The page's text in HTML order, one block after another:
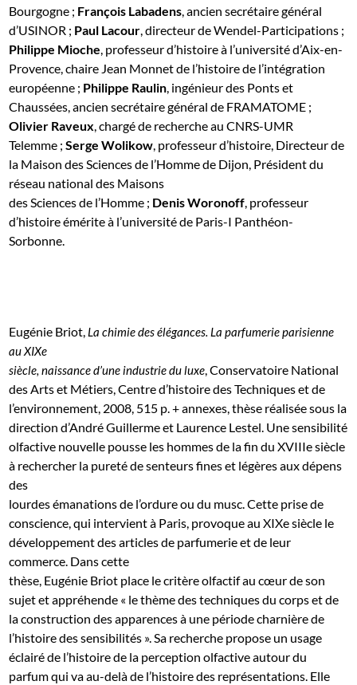
Bourgogne ; François Labadens, ancien secrétaire général
d’USINOR ; Paul Lacour, directeur de Wendel-Participations ;
Philippe Mioche, professeur d’histoire à l’université d’Aix-en-
Provence, chaire Jean Monnet de l’histoire de l’intégration
européenne ; Philippe Raulin, ingénieur des Ponts et
Chaussées, ancien secrétaire général de FRAMATOME ;
Olivier Raveux, chargé de recherche au CNRS-UMR
Telemme ;Serge Wolikow, professeur d’histoire, Directeur de
la Maison des Sciences de l’Homme de Dijon, Président du
réseau national des Maisons
des Sciences de l’Homme ; Denis Woronoff, professeur
d’histoire émérite à l’université de Paris-I Panthéon-
Sorbonne.
Eugénie Briot, La chimie des élégances. La parfumerie parisienne
au XIXe
siècle, naissance d’une industrie du luxe, Conservatoire National
des Arts et Métiers, Centre d’histoire des Techniques et de
l’environnement, 2008, 515 p. + annexes, thèse réalisée sous la
direction d’André Guillerme et Laurence Lestel. Une sensibilité
olfactive nouvelle pousse les hommes de la fin du XVIIIe siècle
à rechercher la pureté de senteurs fines et légères aux dépens
des
lourdes émanations de l’ordure ou du musc. Cette prise de
conscience, qui intervient à Paris, provoque au XIXe siècle le
développement des articles de parfumerie et de leur
commerce. Dans cette
thèse, Eugénie Briot place le critère olfactif au cœur de son
sujet et appréhende « le thème des techniques du corps et de
la construction des apparences à une période charnière de
l’histoire des sensibilités ». Sa recherche propose un usage
éclairé de l’histoire de la perception olfactive autour du
parfum qui va au-delà de l’histoire des représentations. Elle